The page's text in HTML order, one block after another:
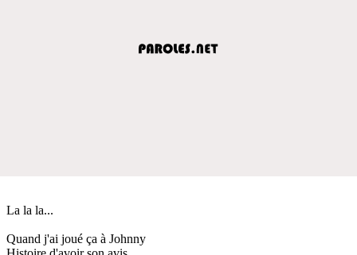
La la la...
Quand j'ai joué ça à Johnny